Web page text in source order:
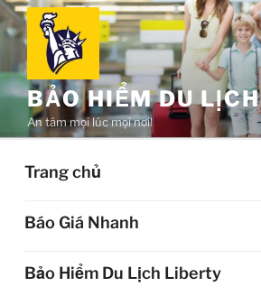
Chuyển
đến
nội
dungBẢO HIỂM DU
An tâm mọi lúc mọi nơi!
Trang chủ
Báo Giá Nhanh
Bảo Hiểm Du Lịch Liberty